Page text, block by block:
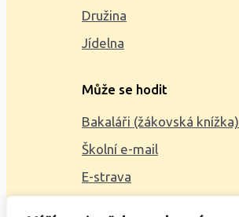
Družina
Jídelna
Může se hodit
Bakaláři (žákovská knížka)
Školní e-mail
E-strava